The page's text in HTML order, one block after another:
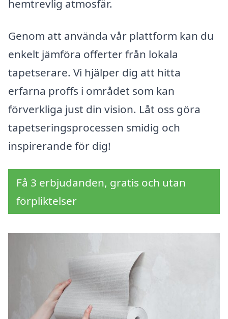
hemtrevlig atmosfär.
Genom att använda vår plattform kan du
enkelt jämföra offerter från lokala
tapetserare. Vi hjälper dig att hitta
erfarna proffs i området som kan
förverkliga just din vision. Låt oss göra
tapetseringsprocessen smidig och
inspirerande för dig!
Få 3 erbjudanden, gratis och utan
förpliktelser